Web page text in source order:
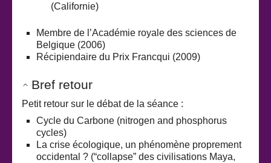
(Californie)
Membre de l’Académie royale des sciences de
Belgique (2006)
Récipiendaire du Prix Francqui (2009)
Bref retour
Petit retour sur le débat de la séance :
Cycle du Carbone (nitrogen and phosphorus
cycles)
La crise écologique, un phénomène proprement
occidental ? (“collapse” des civilisations Maya,